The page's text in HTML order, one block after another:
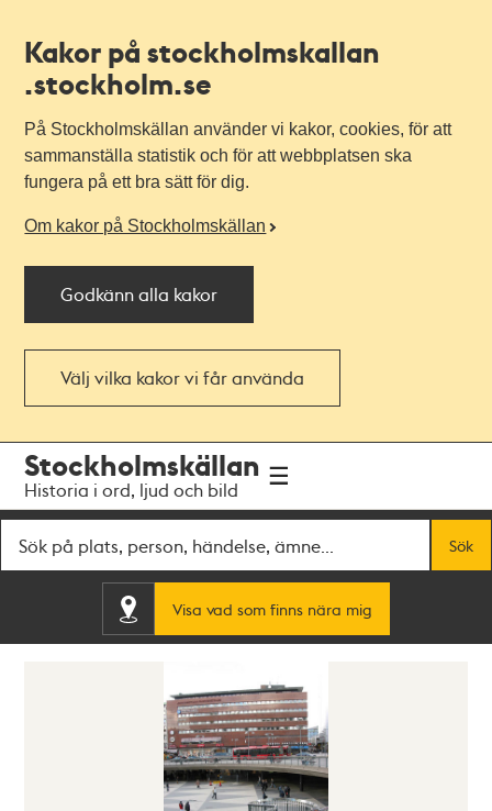
Kakor på stockholmskallan
.stockholm.se
På Stockholmskällan använder vi kakor, cookies, för att
sammanställa statistik och för att webbplatsen ska
fungera på ett bra sätt för dig.
Om kakor på Stockholmskällan
Godkänn alla kakor
Välj vilka kakor vi får använda
navigationen
huvudinnehållet
Stockholmskällan
Historia i ord, ljud och bild
Sök
Visa vad som finns nära mig